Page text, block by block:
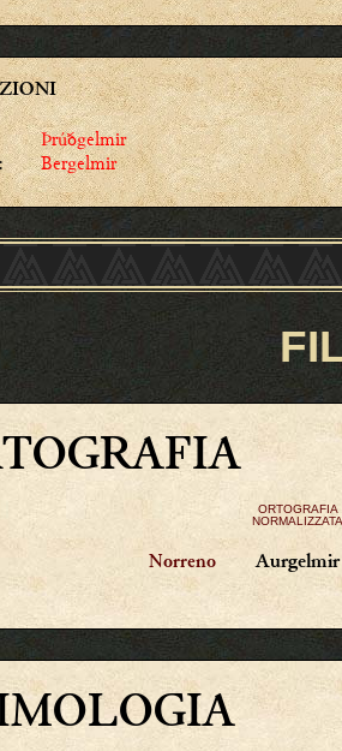
Þrúðgelmir
Bergelmir
ORTOGRAFIA
Norreno Aurgelmir